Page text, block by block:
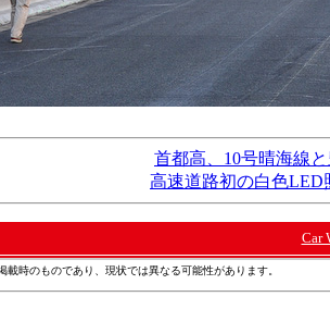
首都高、10号晴海線
高速道路初の白色LED
Car
載時のものであり、現状では異なる可能性があります。